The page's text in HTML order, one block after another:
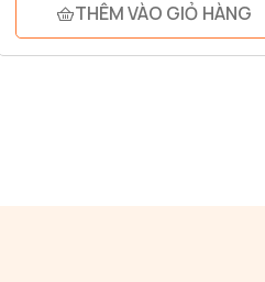
THÊM VÀO GIỎ HÀNG